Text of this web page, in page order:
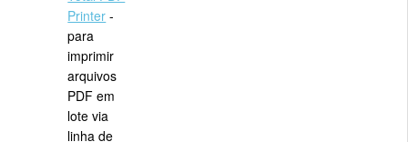
Printer -
para
imprimir
arquivos
PDF em
lote via
linha de